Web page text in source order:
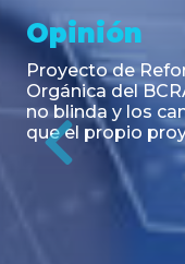
Noticia
RESOLUCIÓN
SECRETARIA DE
DE
unificación de las
obligatorias en la
juegos y